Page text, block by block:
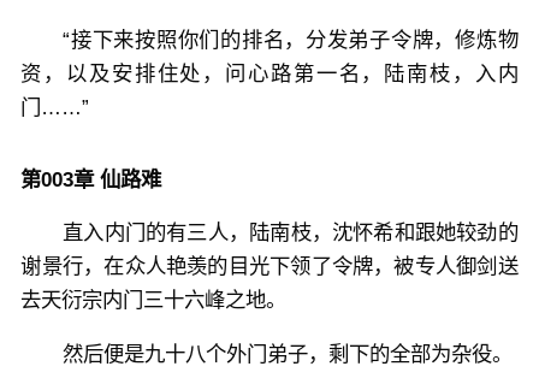
“接下来按照你们的排名，分发弟子令牌，修炼物
资，以及安排住处，问心路第一名，陆南枝，入内
门……”
第003章 仙路难
直入内门的有三人，陆南枝，沈怀希和跟她较劲的
谢景行，在众人艳羡的目光下领了令牌，被专人御剑送
去天衍宗内门三十六峰之地。
然后便是九十八个外门弟子，剩下的全部为杂役。